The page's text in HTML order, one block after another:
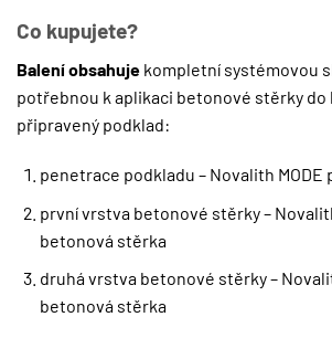
Co kupujete?
Balení obsahuje kompletní systémovou
potřebnou k aplikaci betonové stěrky do
připravený podklad:
penetrace podkladu – Novalith MODE
první vrstva betonové stěrky –
betonová stěrka
druhá vrstva betonové stěrky –
betonová stěrka